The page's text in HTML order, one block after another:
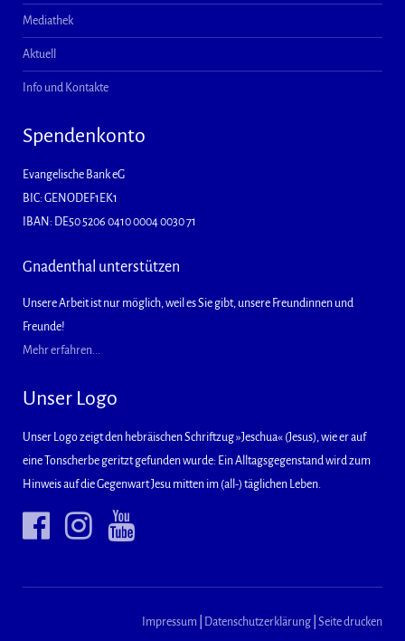
Mediathek
Aktuell
Info und Kontakte
Spendenkonto
Evangelische Bank eG
BIC: GENODEF1EK1
IBAN: DE50 5206 0410 0004 0030 71
Gnadenthal unterstützen
Unsere Arbeit ist nur möglich, weil es Sie gibt, unsere Freundinnen und
Freunde!
Mehr erfahren...
Unser Logo
Unser Logo zeigt den hebräischen Schriftzug »Jeschua« (Jesus), wie er auf
eine Tonscherbe geritzt gefunden wurde: Ein Alltagsgegenstand wird zum
Hinweis auf die Gegenwart Jesu mitten im (all-) täglichen Leben.
Impressum Datenschutzerklärung Seite drucken